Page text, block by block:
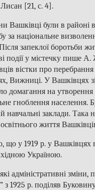
[21, с. 4].
Вашківці були в
за національне
запеклої боротьби
події у містечку пише А.
вістки про
Вижниці. У Вашківцях
домагання на
гноблення населення.
навчальні заклади.
життя
що у 1919 р. у
Україною.
адміністративні
з 1925 р. поділяв